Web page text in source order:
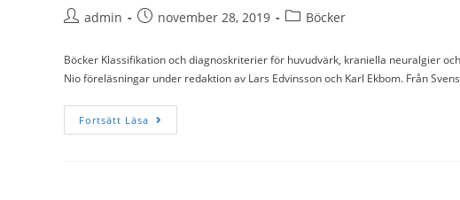
admin november 28, 2019 Böcker
Böcker Klassifikation och diagnoskriterier för huvudvärk, kraniella neuralgier
Nio föreläsningar under redaktion av Lars Edvinsson och Karl Ekbom. Från
Fortsätt Läsa